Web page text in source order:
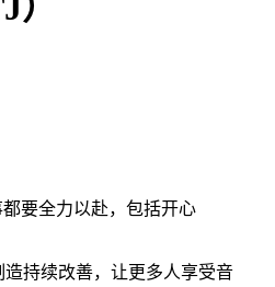
要全力以赴，包括开心
造持续改善，让更多人享受音